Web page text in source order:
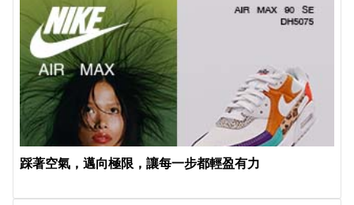
踩著空氣，邁向極限，讓每一步都輕盈有力